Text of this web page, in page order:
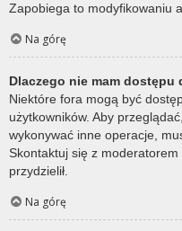
Zapobiega to modyfikowaniu
Na górę
Dlaczego nie mam dostępu
Niektóre fora mogą być
użytkowników. Aby
wykonywać inne operacje,
Skontaktuj się z
przydzielił.
Na górę